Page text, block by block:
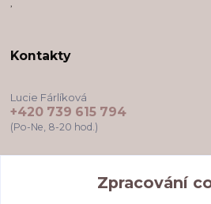
,
Kontakty
Lucie Fárlíková
+420 739 615 794
(Po-Ne, 8-20 hod.)
Zpracování